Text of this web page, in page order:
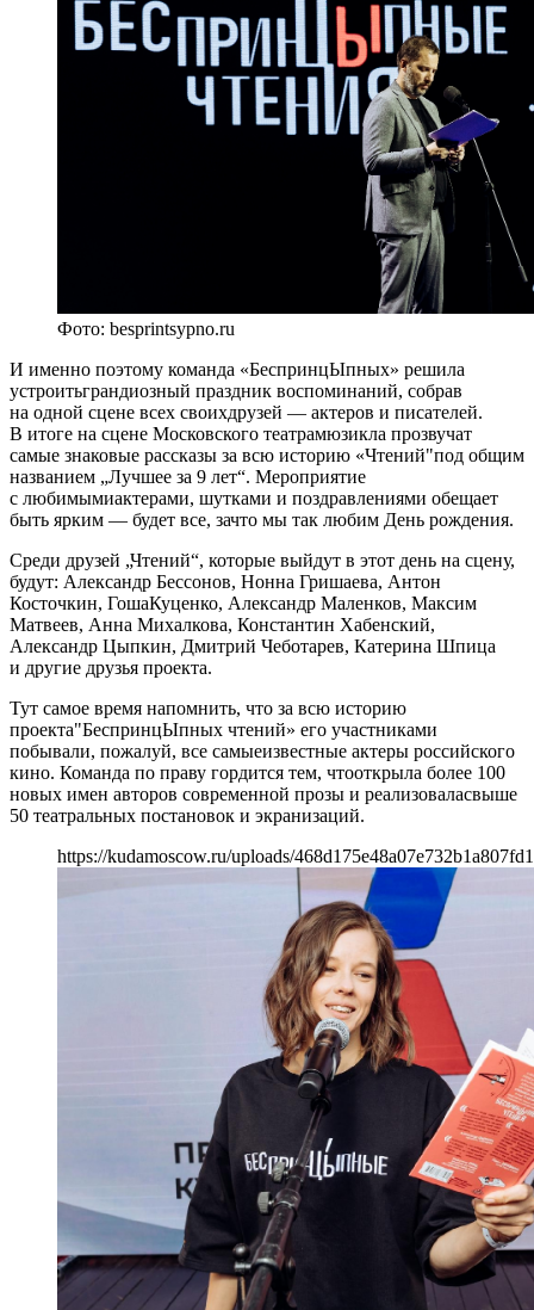
Фото: besprintsypno.ru
И именно поэтому команда «БеспринцЫпных» решила
устроитьграндиозный праздник воспоминаний, собрав
на одной сцене всех своихдрузей — актеров и писателей.
В итоге на сцене Московского театрамюзикла прозвучат
самые знаковые рассказы за всю историю «Чтений"под общим
названием „Лучшее за 9 лет“. Мероприятие
с любимымиактерами, шутками и поздравлениями обещает
быть ярким — будет все, зачто мы так любим День рождения.
Среди друзей „Чтений“, которые выйдут в этот день на сцену,
будут: Александр Бессонов, Нонна Гришаева, Антон
Косточкин, ГошаКуценко, Александр Маленков, Максим
Матвеев, Анна Михалкова, Константин Хабенский,
Александр Цыпкин, Дмитрий Чеботарев, Катерина Шпица
и другие друзья проекта.
Тут самое время напомнить, что за всю историю
проекта"БеспринцЫпных чтений» его участниками
побывали, пожалуй, все самыеизвестные актеры российского
кино. Команда по праву гордится тем, чтооткрыла более 100
новых имен авторов современной прозы и реализоваласвыше
50 театральных постановок и экранизаций.
https://kudamoscow.ru/uploads/